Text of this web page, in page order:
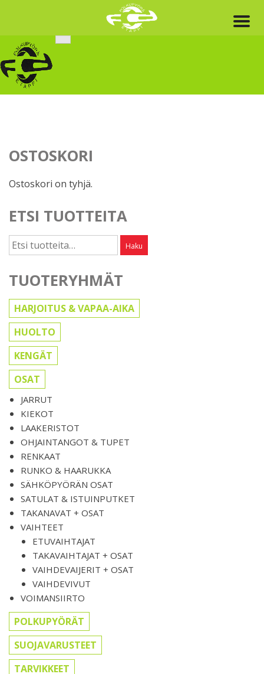
content
OSTOSKORI
Ostoskori on tyhjä.
ETSI TUOTTEITA
Etsi: Haku
TUOTERYHMÄT
HARJOITUS & VAPAA-AIKA
HUOLTO
KENGÄT
OSAT
JARRUT
KIEKOT
LAAKERISTOT
OHJAINTANGOT & TUPET
RENKAAT
RUNKO & HAARUKKA
SÄHKÖPYÖRÄN OSAT
SATULAT & ISTUINPUTKET
TAKANAVAT + OSAT
VAIHTEET
ETUVAIHTAJAT
TAKAVAIHTAJAT + OSAT
VAIHDEVAIJERIT + OSAT
VAIHDEVIVUT
VOIMANSIIRTO
POLKUPYÖRÄT
SUOJAVARUSTEET
TARVIKKEET